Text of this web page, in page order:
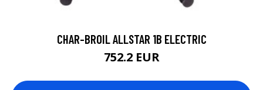
CHAR-BROIL ALLSTAR 1B ELECTRIC
752.2 EUR